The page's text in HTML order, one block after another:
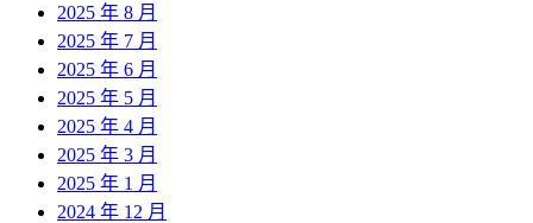
2025 年 8 月
2025 年 7 月
2025 年 6 月
2025 年 5 月
2025 年 4 月
2025 年 3 月
2025 年 1 月
2024 年 12 月